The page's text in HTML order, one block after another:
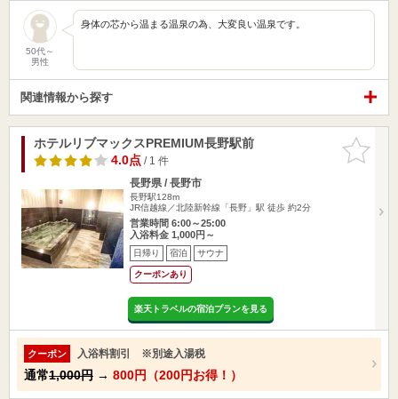
50代～
男性
身体の芯から温まる温泉の為、大変良い温泉です。
関連情報から探す
お気に入
りに追加
ホテルリブマックスPREMIUM長野駅前
4.0点/ 1 件
長野県 / 長野市
長野駅128m
JR信越線／北陸新幹線「長野」駅 徒歩 約2分
営業時間 6:00～25:00
入浴料金 1,000円～
日帰り 宿泊 サウナ
クーポンあり
楽天トラベルの宿泊プランを見る
クーポン 入浴料割引 ※別途入湯税
通常1,000円 → 800円（200円お得！）